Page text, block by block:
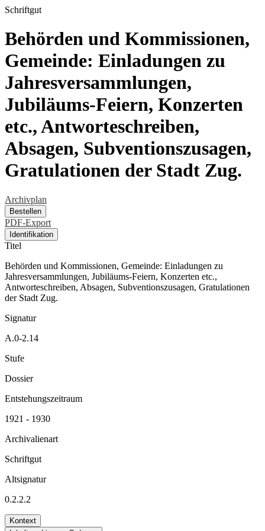
Schriftgut
Behörden und Kommissionen,
Gemeinde: Einladungen zu
Jahresversammlungen,
Jubiläums-Feiern, Konzerten
etc., Antworteschreiben,
Absagen, Subventionszusagen,
Gratulationen der Stadt Zug.
Archivplan
Bestellen
PDF-Export
Identifikation
Titel
Behörden und Kommissionen, Gemeinde: Einladungen zu
Jahresversammlungen, Jubiläums-Feiern, Konzerten etc.,
Antworteschreiben, Absagen, Subventionszusagen, Gratulationen
der Stadt Zug.
Signatur
A.0-2.14
Stufe
Dossier
Entstehungszeitraum
1921 - 1930
Archivalienart
Schriftgut
Altsignatur
0.2.2.2
Kontext